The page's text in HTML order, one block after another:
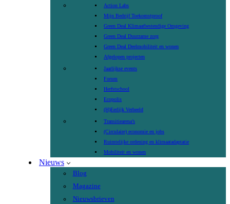
Action Labs
Mijn Bedrijf Toekomstproof
Green Deal Klimaatbestendige Omgeving
Green Deal Duurzame zorg
Green Deal Deelmobiliteit en wonen
Afgelopen projecten
Jaarlijkse events
Forum
Herfstschool
Ecopolis
(H)Eerlijk Verbeeld
Transitiearena’s
(Circulaire) economie en jobs
Ruimtelijke ordening en klimaatadaptatie
Mobiliteit en wonen
Nieuws
Blog
Magazine
Nieuwsbrieven